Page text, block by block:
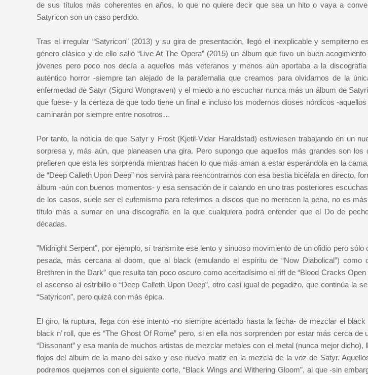
de sus títulos más coherentes en años, lo que no quiere decir que sea un hito o vaya a
Satyricon son un caso perdido.
Tras el irregular “Satyricon” (2013) y su gira de presentación, llegó el inexplicable y sempiterno
género clásico y de ello salió “Live At The Opera” (2015) un álbum que tuvo un buen
jóvenes pero poco nos decía a aquellos más veteranos y menos aún aportaba a la
auténtico horror -siempre tan alejado de la parafernalia que creamos para olvidarnos de la
enfermedad de Satyr (Sigurd Wongraven) y el miedo a no escuchar nunca más un álbum de
que fuese- y la certeza de que todo tiene un final e incluso los modernos dioses nórdicos -
caminarán por siempre entre nosotros…
Por tanto, la noticia de que Satyr y Frost (Kjetil-Vidar Haraldstad) estuviesen trabajando en un
sorpresa y, más aún, que planeasen una gira. Pero supongo que aquellos más grandes son
prefieren que esta les sorprenda mientras hacen lo que más aman a estar esperándola en la
de “Deep Calleth Upon Deep” nos servirá para reencontrarnos con esa bestia bicéfala en directo,
álbum -aún con buenos momentos- y esa sensación de ir calando en uno tras posteriores
de los casos, suele ser el eufemismo para referirnos a discos que no merecen la pena, no es
título más a sumar en una discografía en la que cualquiera podrá entender que el Do de
décadas.
"Midnight Serpent", por ejemplo, sí transmite ese lento y sinuoso movimiento de un ofidio pero
pesada, más cercana al doom, que al black (emulando el espíritu de “Now Diabolical”) como
Brethren in the Dark” que resulta tan poco oscuro como acertadísimo el riff de “Blood Cracks
el ascenso al estribillo o “Deep Calleth Upon Deep”, otro casi igual de pegadizo, que continúa la
“Satyricon”, pero quizá con más épica.
El giro, la ruptura, llega con ese intento -no siempre acertado hasta la fecha- de mezclar el
black n’ roll, que es “The Ghost Of Rome” pero, si en ella nos sorprenden por estar más cerca de
“Dissonant” y esa manía de muchos artistas de mezclar metales con el metal (nunca mejor dicho),
flojos del álbum de la mano del saxo y ese nuevo matiz en la mezcla de la voz de Satyr.
podremos quejarnos con el siguiente corte, “Black Wings and Withering Gloom”, al que -sin